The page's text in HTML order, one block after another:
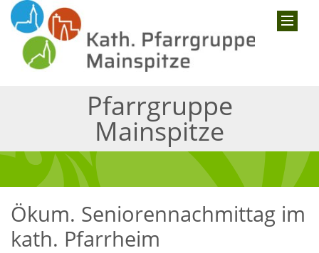
Pfarrgruppe
Mainspitze
Ökum. Seniorennachmittag im
kath. Pfarrheim